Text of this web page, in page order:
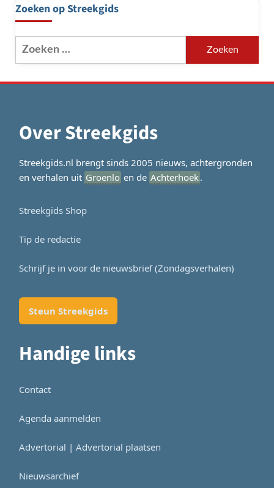
Zoeken op Streekgids
Zoeken
naar:
Over Streekgids
Streekgids.nl brengt sinds 2005 nieuws, achtergronden
en verhalen uit Groenlo en de Achterhoek.
Streekgids Shop
Tip de redactie
Schrijf je in voor de nieuwsbrief (Zondagsverhalen)
Steun Streekgids
Handige links
Contact
Agenda aanmelden
Advertorial | Advertorial plaatsen
Nieuwsarchief